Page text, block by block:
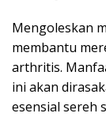
Mengoleskan
membantu
arthritis.
ini akan
esensial sereh